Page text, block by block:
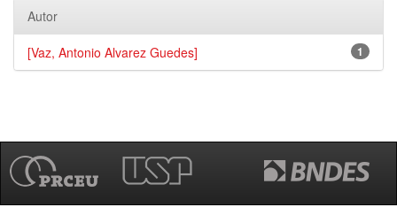
Autor
1
[Vaz, Antonio Alvarez Guedes]